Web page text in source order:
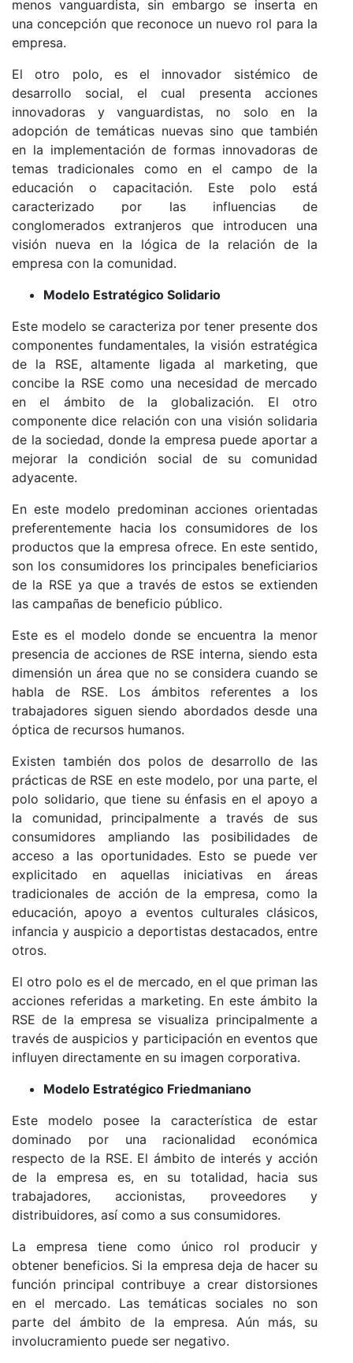
menos vanguardista, sin embargo se inserta en
una concepción que reconoce un nuevo rol para la
empresa.
El otro polo, es el innovador sistémico de
desarrollo social, el cual presenta acciones
innovadoras y vanguardistas, no solo en la
adopción de temáticas nuevas sino que también
en la implementación de formas innovadoras de
temas tradicionales como en el campo de la
educación o capacitación. Este polo está
caracterizado por las influencias de
conglomerados extranjeros que introducen una
visión nueva en la lógica de la relación de la
empresa con la comunidad.
Modelo Estratégico Solidario
Este modelo se caracteriza por tener presente dos
componentes fundamentales, la visión estratégica
de la RSE, altamente ligada al marketing, que
concibe la RSE como una necesidad de mercado
en el ámbito de la globalización. El otro
componente dice relación con una visión solidaria
de la sociedad, donde la empresa puede aportar a
mejorar la condición social de su comunidad
adyacente.
En este modelo predominan acciones orientadas
preferentemente hacia los consumidores de los
productos que la empresa ofrece. En este sentido,
son los consumidores los principales beneficiarios
de la RSE ya que a través de estos se extienden
las campañas de beneficio público.
Este es el modelo donde se encuentra la menor
presencia de acciones de RSE interna, siendo esta
dimensión un área que no se considera cuando se
habla de RSE. Los ámbitos referentes a los
trabajadores siguen siendo abordados desde una
óptica de recursos humanos.
Existen también dos polos de desarrollo de las
prácticas de RSE en este modelo, por una parte, el
polo solidario, que tiene su énfasis en el apoyo a
la comunidad, principalmente a través de sus
consumidores ampliando las posibilidades de
acceso a las oportunidades. Esto se puede ver
explicitado en aquellas iniciativas en áreas
tradicionales de acción de la empresa, como la
educación, apoyo a eventos culturales clásicos,
infancia y auspicio a deportistas destacados, entre
otros.
El otro polo es el de mercado, en el que priman las
acciones referidas a marketing. En este ámbito la
RSE de la empresa se visualiza principalmente a
través de auspicios y participación en eventos que
influyen directamente en su imagen corporativa.
Modelo Estratégico Friedmaniano
Este modelo posee la característica de estar
dominado por una racionalidad económica
respecto de la RSE. El ámbito de interés y acción
de la empresa es, en su totalidad, hacia sus
trabajadores, accionistas, proveedores y
distribuidores, así como a sus consumidores.
La empresa tiene como único rol producir y
obtener beneficios. Si la empresa deja de hacer su
función principal contribuye a crear distorsiones
en el mercado. Las temáticas sociales no son
parte del ámbito de la empresa. Aún más, su
involucramiento puede ser negativo.